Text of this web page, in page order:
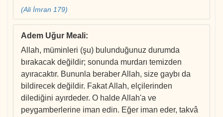
(Ali İmran 179)
Adem Uğur Meali:
Allah, müminleri (şu) bulunduğunuz durumda
bırakacak değildir; sonunda murdarı temizden
ayıracaktır. Bununla beraber Allah, size gaybı da
bildirecek değildir. Fakat Allah, elçilerinden
dilediğini ayırdeder. O halde Allah'a ve
peygamberlerine iman edin. Eğer iman eder, takvâ